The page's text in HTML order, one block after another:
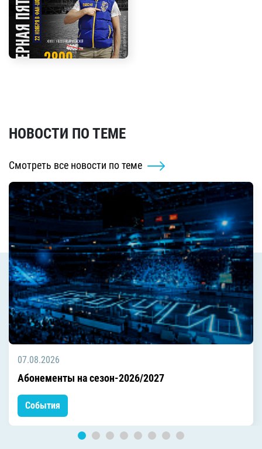
НОВОСТИ ПО ТЕМЕ
Смотреть все новости по теме
07.08.2026
Абонементы на сезон-2026/2027
События